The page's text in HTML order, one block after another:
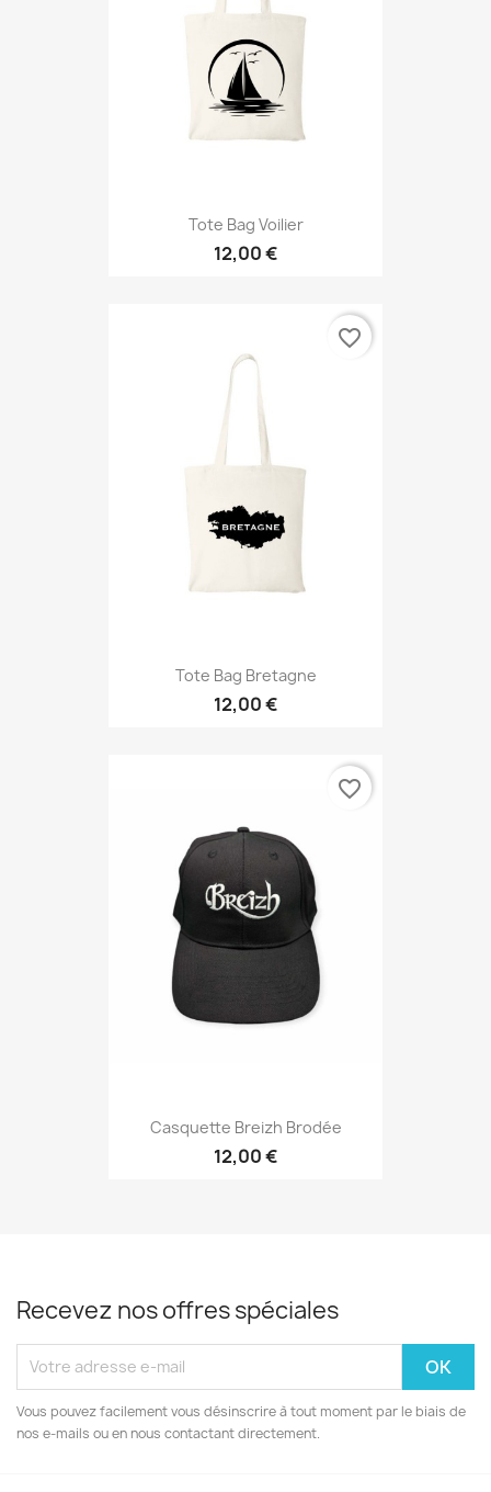
Tote Bag Voilier
12,00 €
Tote Bag Bretagne
12,00 €
favorite_border
Casquette Breizh Brodée
12,00 €
favorite_border
Recevez nos offres spéciales
Vous pouvez facilement vous désinscrire à tout moment par le biais de
nos e-mails ou en nous contactant directement.